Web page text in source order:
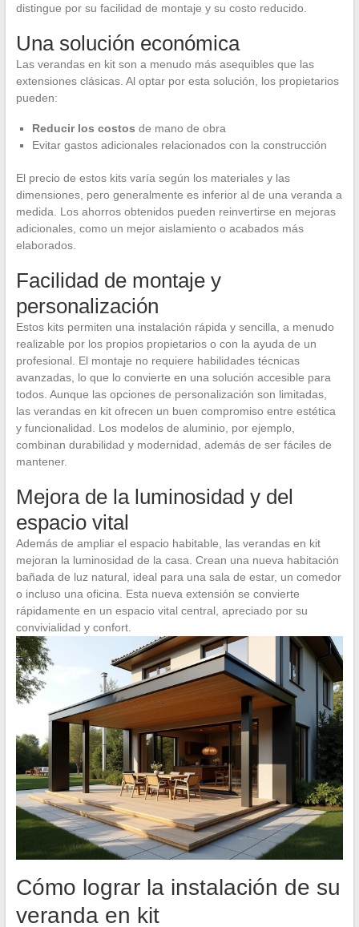
distingue por su facilidad de montaje y su costo reducido.
Una solución económica
Las verandas en kit son a menudo más asequibles que las
extensiones clásicas. Al optar por esta solución, los propietarios
pueden:
Reducir los costos de mano de obra
Evitar gastos adicionales relacionados con la construcción
El precio de estos kits varía según los materiales y las
dimensiones, pero generalmente es inferior al de una veranda a
medida. Los ahorros obtenidos pueden reinvertirse en mejoras
adicionales, como un mejor aislamiento o acabados más
elaborados.
Facilidad de montaje y
personalización
Estos kits permiten una instalación rápida y sencilla, a menudo
realizable por los propios propietarios o con la ayuda de un
profesional. El montaje no requiere habilidades técnicas
avanzadas, lo que lo convierte en una solución accesible para
todos. Aunque las opciones de personalización son limitadas,
las verandas en kit ofrecen un buen compromiso entre estética
y funcionalidad. Los modelos de aluminio, por ejemplo,
combinan durabilidad y modernidad, además de ser fáciles de
mantener.
Mejora de la luminosidad y del
espacio vital
Además de ampliar el espacio habitable, las verandas en kit
mejoran la luminosidad de la casa. Crean una nueva habitación
bañada de luz natural, ideal para una sala de estar, un comedor
o incluso una oficina. Esta nueva extensión se convierte
rápidamente en un espacio vital central, apreciado por su
convivialidad y confort.
Cómo lograr la instalación de su
veranda en kit